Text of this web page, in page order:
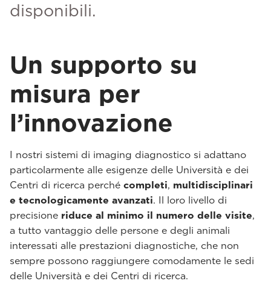
disponibili.
Un supporto su
misura per
l’innovazione
I nostri sistemi di imaging diagnostico si adattano
particolarmente alle esigenze delle Università e dei
Centri di ricerca perché completi, multidisciplinari
e tecnologicamente avanzati. Il loro livello di
precisione riduce al minimo il numero delle visite,
a tutto vantaggio delle persone e degli animali
interessati alle prestazioni diagnostiche, che non
sempre possono raggiungere comodamente le sedi
delle Università e dei Centri di ricerca.